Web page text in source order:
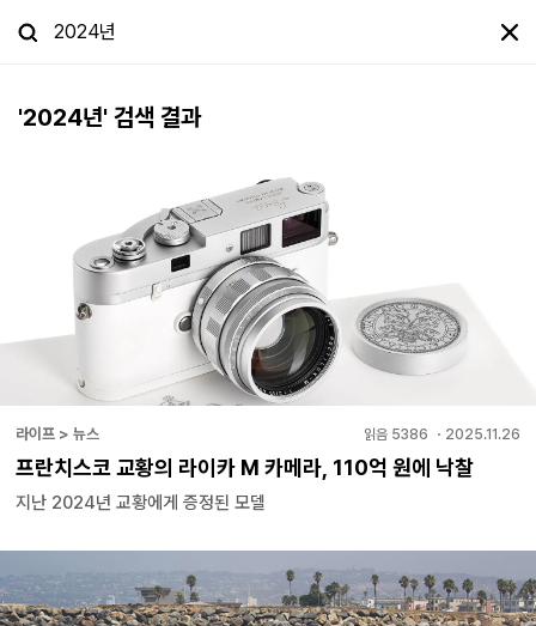
'2024년' 검색 결과
라이프 > 뉴스 읽음 5386 ・ 2025.11.26
프란치스코 교황의 라이카 M 카메라, 110억 원에 낙찰
지난 2024년 교황에게 증정된 모델